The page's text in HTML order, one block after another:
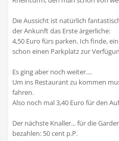
Die Aussicht ist natürlich
der Ankunft das Erste ärgerliche:
4,50 Euro fürs parken. Ich finde,
schon einen Parkplatz zur
Es ging aber noch weiter....
Um ins Restaurant zu kommen
fahren.
Also noch mal 3,40 Euro für den
Der nächste Knaller... für die
bezahlen: 50 cent p.P.